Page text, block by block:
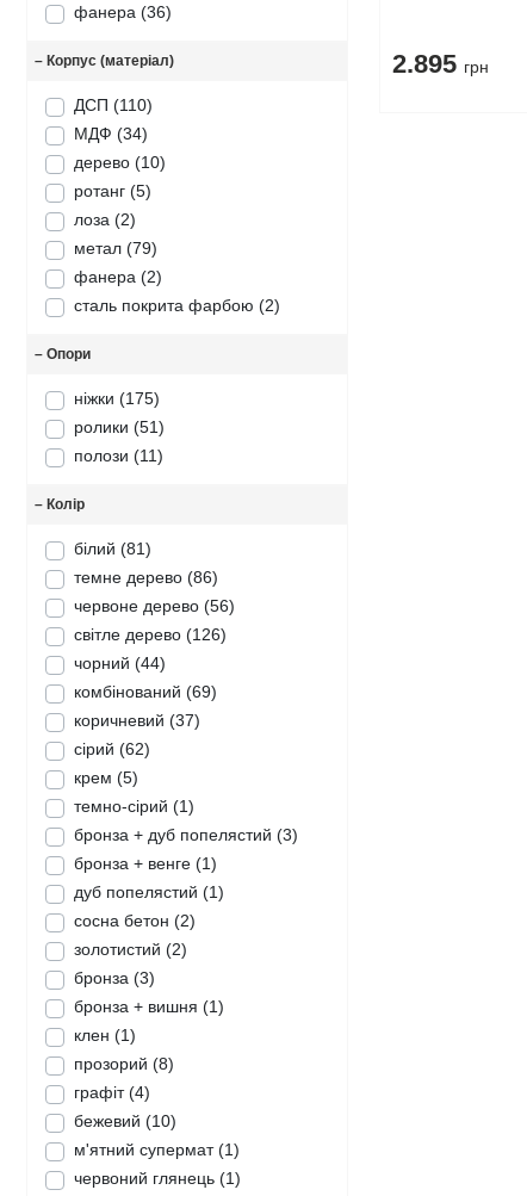
фанера (36)
– Корпус (матеріал)
ДСП (110)
МДФ (34)
дерево (10)
ротанг (5)
лоза (2)
метал (79)
фанера (2)
сталь покрита фарбою (2)
– Опори
ніжки (175)
ролики (51)
полози (11)
– Колір
білий (81)
темне дерево (86)
червоне дерево (56)
світле дерево (126)
чорний (44)
комбінований (69)
коричневий (37)
сірий (62)
крем (5)
темно-сірий (1)
бронза + дуб попелястий (3)
бронза + венге (1)
дуб попелястий (1)
сосна бетон (2)
золотистий (2)
бронза (3)
бронза + вишня (1)
клен (1)
прозорий (8)
графіт(4)
бежевий (10)
м'ятний супермат(1)
червоний глянець (1)
2.895 грн